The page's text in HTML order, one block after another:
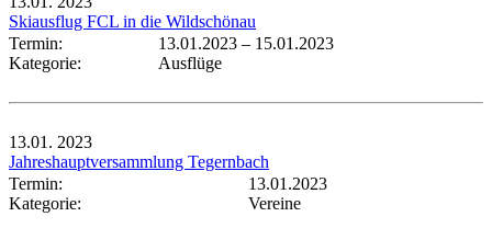
Skiausflug FCL in die Wildschönau
Termin:
13.01.2023 – 15.01.2023
Kategorie:
Ausflüge
13.01. 2023
Jahreshauptversammlung Tegernbach
Termin:
13.01.2023
Kategorie:
Vereine